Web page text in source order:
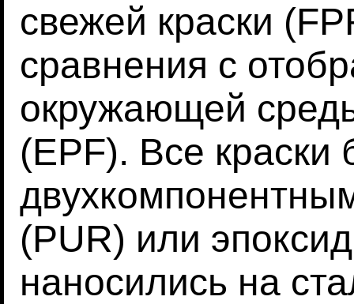
свежей краски
сравнения с
окружающей
(EPF). Все краски
(PUR) или
наносились на